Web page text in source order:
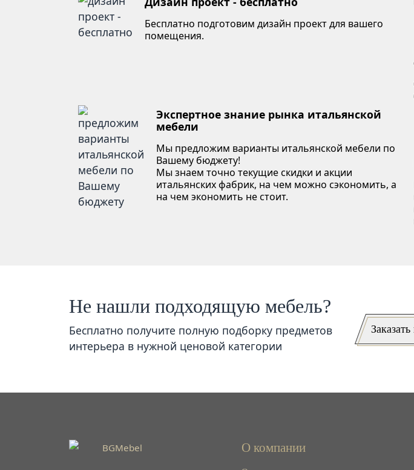
Бесплатно подготовим дизайн проект для вашего
помещения.
Экспертное знание рынка итальянской
мебели
Мы предложим варианты итальянской мебели по
Вашему бюджету!
Мы знаем точно текущие скидки и акции
итальянских фабрик, на чем можно сэкономить, а
на чем экономить не стоит.
Не нашли подходящую мебель?
Бесплатно получите полную подборку предметов
интерьера в нужной ценовой категории
О компании